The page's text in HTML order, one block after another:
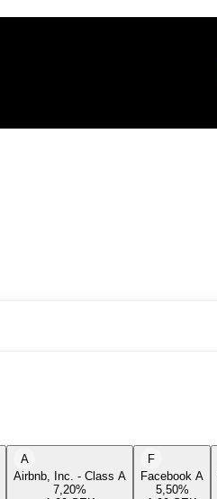
A
Airbnb, Inc. - Class A
7,20%
F
Facebook A
5,50%